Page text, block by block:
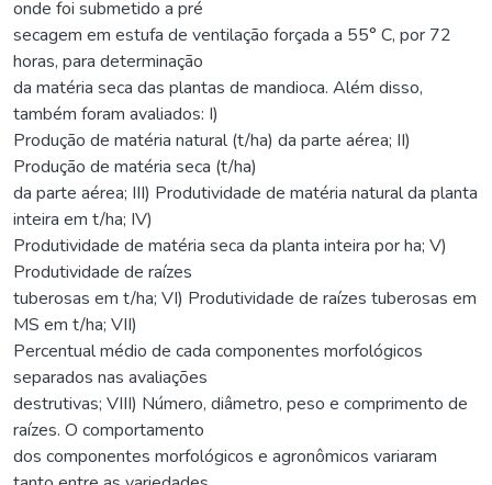
onde foi submetido a pré
secagem em estufa de ventilação forçada a 55° C, por 72
horas, para determinação
da matéria seca das plantas de mandioca. Além disso,
também foram avaliados: I)
Produção de matéria natural (t/ha) da parte aérea; II)
Produção de matéria seca (t/ha)
da parte aérea; III) Produtividade de matéria natural da planta
inteira em t/ha; IV)
Produtividade de matéria seca da planta inteira por ha; V)
Produtividade de raízes
tuberosas em t/ha; VI) Produtividade de raízes tuberosas em
MS em t/ha; VII)
Percentual médio de cada componentes morfológicos
separados nas avaliações
destrutivas; VIII) Número, diâmetro, peso e comprimento de
raízes. O comportamento
dos componentes morfológicos e agronômicos variaram